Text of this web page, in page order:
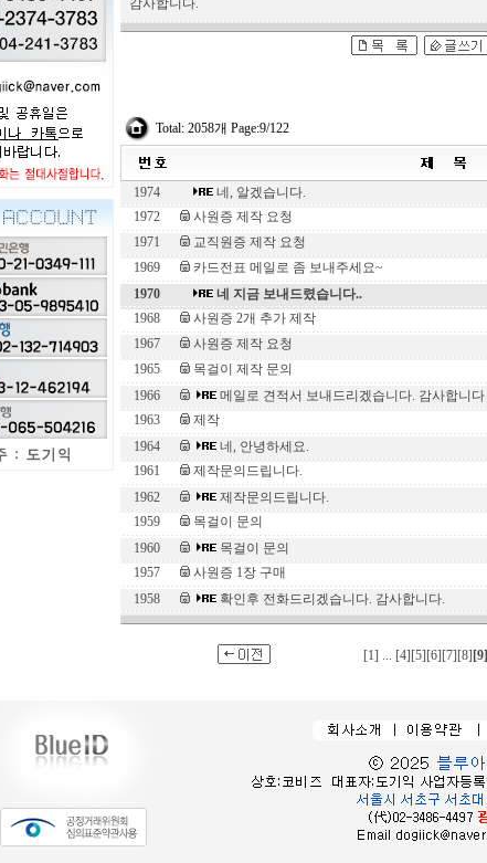
감사합니다.
Total: 2058개 Page:9/122
1974 네, 알겠습니다.
1972
사원증 제작 요청
1971
교직원증 제작 요청
1969
카드전표 메일로 좀 보내주세요~
1970
네 지금 보내드렸습니다..
1968
사원증 2개 추가 제작
1967
사원증 제작 요청
1965
목걸이 제작 문의
1966
메일로 견적서 보내드리겠습니다. 감사합니다
1963
제작
1964
네, 안녕하세요.
1961
제작문의드립니다.
1962
제작문의드립니다.
1959
목걸이 문의
1960
목걸이 문의
1957
사원증 1장 구매
1958
확인후 전화드리겠습니다. 감사합니다.
[1] ... [4] [5] [6] [7] [8] [9]